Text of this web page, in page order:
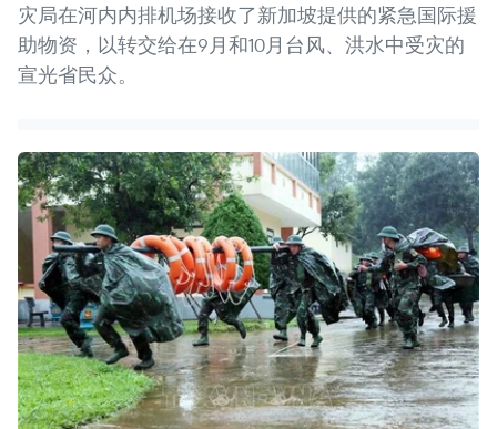
灾局在河内内排机场接收了新加坡提供的紧急国际援
助物资，以转交给在9月和10月台风、洪水中受灾的
宣光省民众。